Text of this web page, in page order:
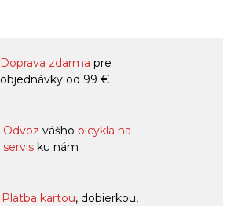
Doprava zdarma pre
objednávky od 99 €
Odvoz vášho bicykla na
servis ku nám
Platba kartou, dobierkou,